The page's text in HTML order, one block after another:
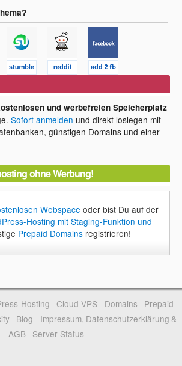
und werbefreien Speicherplatz
Sofort anmelden und direkt loslegen mit
günstigen Domains und einer
ohne Werbung!
Webspace oder bist Du auf der
Hosting mit Staging-Funktion und
Prepaid Domains registrieren!
Hosting Cloud-VPS Domains
Prepaid
Blog
Impressum, Datenschutzerklärung &
AGB
Server-Status